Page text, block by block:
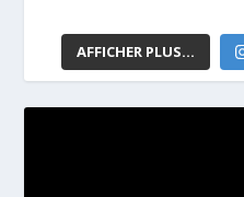
AFFICHER PLUS...